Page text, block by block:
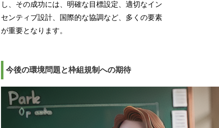
し、その成功には、明確な目標設定、適切なイン
センティブ設計、国際的な協調など、多くの要素
が重要となります。
今後の環境問題と枠組規制への期待